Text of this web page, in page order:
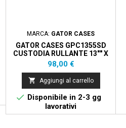
MARCA: GATOR CASES
GATOR CASES GPC1355SD
CUSTODIA RULLANTE 13"" X
5.5""
Prezzo
98,00 €
 Aggiungi al carrello
 Disponibile in 2-3 gg
lavorativi